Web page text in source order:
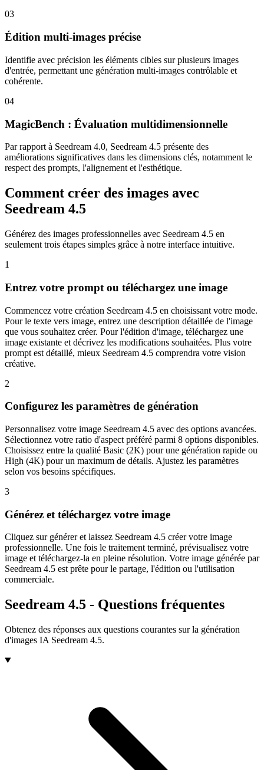
03
Édition multi-images précise
Identifie avec précision les éléments cibles sur plusieurs images
d'entrée, permettant une génération multi-images contrôlable et
cohérente.
04
MagicBench : Évaluation multidimensionnelle
Par rapport à Seedream 4.0, Seedream 4.5 présente des
améliorations significatives dans les dimensions clés, notamment le
respect des prompts, l'alignement et l'esthétique.
Comment créer des images avec
Seedream 4.5
Générez des images professionnelles avec Seedream 4.5 en
seulement trois étapes simples grâce à notre interface intuitive.
1
Entrez votre prompt ou téléchargez une image
Commencez votre création Seedream 4.5 en choisissant votre mode.
Pour le texte vers image, entrez une description détaillée de l'image
que vous souhaitez créer. Pour l'édition d'image, téléchargez une
image existante et décrivez les modifications souhaitées. Plus votre
prompt est détaillé, mieux Seedream 4.5 comprendra votre vision
créative.
2
Configurez les paramètres de génération
Personnalisez votre image Seedream 4.5 avec des options avancées.
Sélectionnez votre ratio d'aspect préféré parmi 8 options disponibles.
Choisissez entre la qualité Basic (2K) pour une génération rapide ou
High (4K) pour un maximum de détails. Ajustez les paramètres
selon vos besoins spécifiques.
3
Générez et téléchargez votre image
Cliquez sur générer et laissez Seedream 4.5 créer votre image
professionnelle. Une fois le traitement terminé, prévisualisez votre
image et téléchargez-la en pleine résolution. Votre image générée par
Seedream 4.5 est prête pour le partage, l'édition ou l'utilisation
commerciale.
Seedream 4.5 - Questions fréquentes
Obtenez des réponses aux questions courantes sur la génération
d'images IA Seedream 4.5.